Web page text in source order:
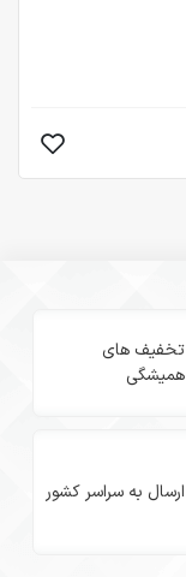
تخفیف های
همیشگی
ارسال به سراسر کشور